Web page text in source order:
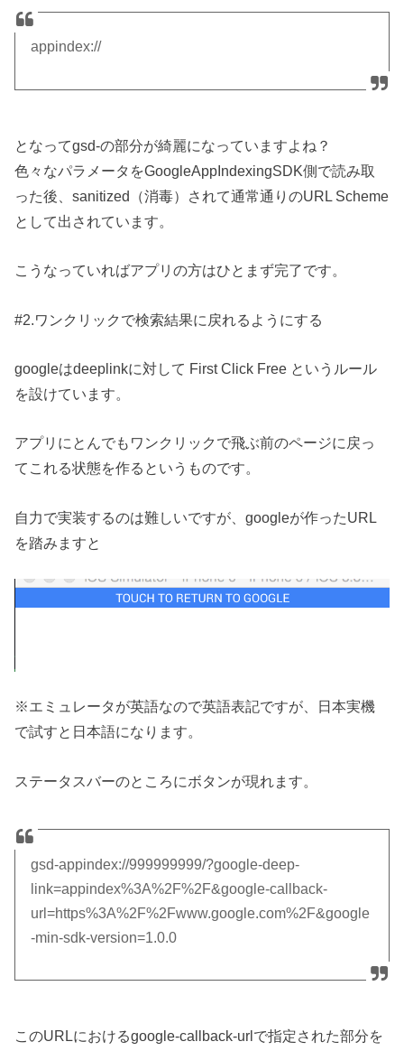
appindex://
となってgsd-の部分が綺麗になっていますよね？
色々なパラメータをGoogleAppIndexingSDK側で読み取
った後、sanitized（消毒）されて通常通りのURL Scheme
として出されています。
こうなっていればアプリの方はひとまず完了です。
#2.ワンクリックで検索結果に戻れるようにする
googleはdeeplinkに対して First Click Free というルール
を設けています。
アプリにとんでもワンクリックで飛ぶ前のページに戻っ
てこれる状態を作るというものです。
自力で実装するのは難しいですが、googleが作ったURL
を踏みますと
※エミュレータが英語なので英語表記ですが、日本実機
で試すと日本語になります。
ステータスバーのところにボタンが現れます。
gsd-appindex://999999999/?google-deep-
link=appindex%3A%2F%2F&google-callback-
url=https%3A%2F%2Fwww.google.com%2F&google
-min-sdk-version=1.0.0
このURLにおけるgoogle-callback-urlで指定された部分を